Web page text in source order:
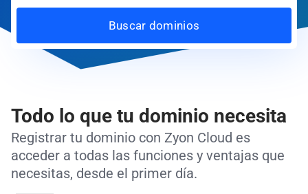
Buscar dominios
Todo lo que tu dominio necesita
Registrar tu dominio con Zyon Cloud es
acceder a todas las funciones y ventajas que
necesitas, desde el primer día.